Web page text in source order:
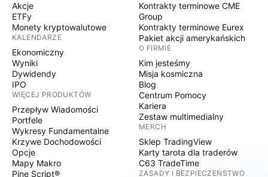
Akcje
ETFy
Monety kryptowalutowe
KALENDARZE
Ekonomiczny
Wyniki
Dywidendy
IPO
WIĘCEJ PRODUKTÓW
Przepływ Wiadomości
Portfele
Wykresy Fundamentalne
Krzywe Dochodowości
Opcje
Mapy Makro
Pine Script®
Kontrakty terminowe CME
Group
Kontrakty terminowe Eurex
Pakiet akcji amerykańskich
O FIRMIE
Kim jesteśmy
Misja kosmiczna
Blog
Centrum Pomocy
Kariera
Zestaw multimedialny
MERCH
Sklep TradingView
Karty tarota dla traderów
C63 TradeTime
ZASADY I BEZPIECZEŃSTWO